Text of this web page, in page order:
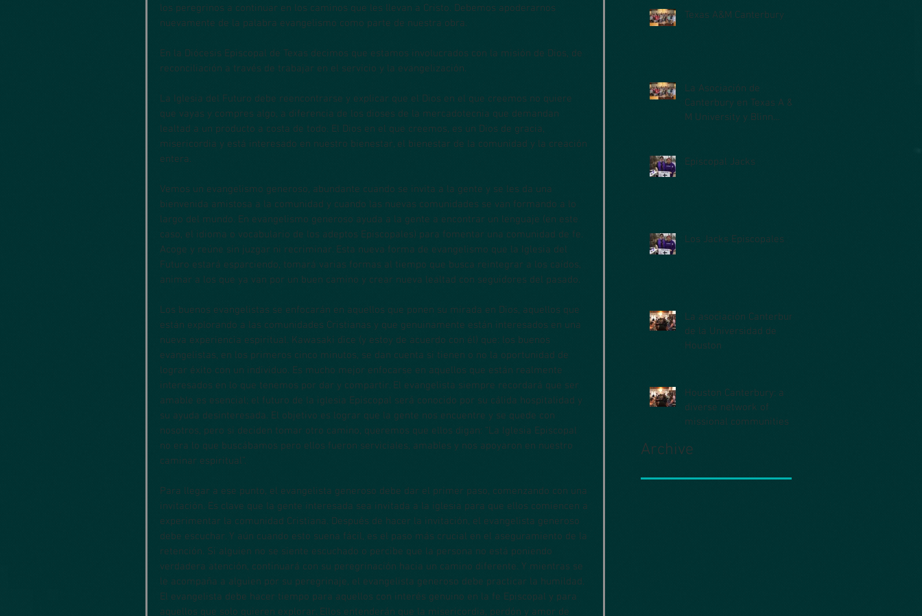
los peregrinos a continuar en los caminos que les llevan a Cristo. Debemos apoderarnos
nuevamente de la palabra evangelismo como parte de nuestra obra.
En la Diócesis Episcopal de Texas decimos que estamos involucrados con la misión de Dios, de
reconciliación a través de trabajar en el servicio y la evangelización.
La Iglesia del Futuro debe reencontrarse y explicar que el Dios en el que creemos no quiere
que vayas y compres algo, a diferencia de los dioses de la mercadotecnia que demandan
lealtad a un producto a costa de todo. El Dios en el que creemos, es un Dios de gracia,
misericordia y está interesado en nuestro bienestar, el bienestar de la comunidad y la creación
entera.
Vemos un evangelismo generoso, abundante cuando se invita a la gente y se les da una
bienvenida amistosa a la comunidad y cuando las nuevas comunidades se van formando a lo
largo del mundo. En evangelismo generoso ayuda a la gente a encontrar un lenguaje (en este
caso, el idioma o vocabulario de los adeptos Episcopales) para fomentar una comunidad de fe.
Acoge y reúne sin juzgar ni recriminar. Esta nueva forma de evangelismo que la Iglesia del
Futuro estará esparciendo, tomará varias formas al tiempo que busca reintegrar a los caídos,
animar a los que ya van por un buen camino y crear nueva lealtad con seguidores del pasado.
Los buenos evangelistas se enfocarán en aquellos que ponen su mirada en Dios, aquellos que
están explorando a las comunidades Cristianas y que genuinamente están interesados en una
nueva experiencia espiritual. Kawasaki dice (y estoy de acuerdo con él) que: los buenos
evangelistas, en los primeros cinco minutos, se dan cuenta si tienen o no la oportunidad de
lograr éxito con un individuo. Es mucho mejor enfocarse en aquellos que están realmente
interesados en lo que tenemos por dar y compartir. El evangelista siempre recordará que ser
amable es esencial; el futuro de la iglesia Episcopal será conocido por su cálida hospitalidad y
su ayuda desinteresada. El objetivo es lograr que la gente nos encuentre y se quede con
nosotros, pero si deciden tomar otro camino, queremos que ellos digan: “La Iglesia Episcopal
no era lo que buscábamos pero ellos fueron serviciales, amables y nos apoyaron en nuestro
caminar espiritual”.
Para llegar a ese punto, el evangelista generoso debe dar el primer paso, comenzando con una
invitación. Es clave que la gente interesada sea invitada a la iglesia para que ellos comiencen a
experimentar la comunidad Cristiana. Después de hacer la invitación, el evangelista generoso
debe escuchar. Y aún cuando esto suena fácil, es el paso más crucial en el aseguramiento de la
retención. Si alguien no se siente escuchado o percibe que la persona no está poniendo
verdadera atención, continuará con su peregrinación hacia un camino diferente. Y mientras se
le acompaña a alguien por su peregrinaje, el evangelista generoso debe practicar la humildad.
El evangelista debe hacer tiempo para aquellos con interés genuino en la fe Episcopal y para
aquellos que solo quieren explorar. Ellos entenderán que la misericordia, perdón y amor de
Texas A&M Canterbury
La Asociación de
Canterbury en Texas A &
M University y Blinn
Episcopal Jacks
Los Jacks Episcopales
La asociación Canterbury
de la Universidad de
Houston
Houston Canterbury: a
diverse network of
missional communities
Archive